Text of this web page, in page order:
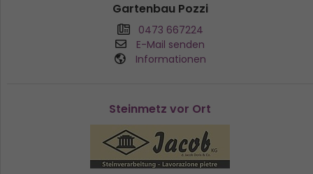
Gartenbau Pozzi
0473 667224
E-Mail senden
Informationen
Steinmetz vor Ort